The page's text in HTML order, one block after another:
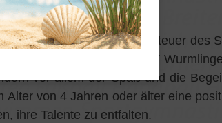
mit uns das Abenteuer des
Kooperationspartner TV
vor allem der Spaß und die
von 4 Jahren oder älter eine
ihre Talente zu entfalten.